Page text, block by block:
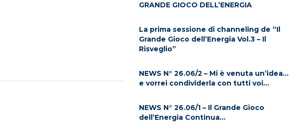
GRANDE GIOCO DELL’ENERGIA
La prima sessione di channeling de “Il
Grande Gioco dell’Energia Vol.3 – Il
Risveglio”
NEWS N° 26.06/2 – Mi è venuta un’idea…
e vorrei condividerla con tutti voi…
NEWS N° 26.06/1 – Il Grande Gioco
dell’Energia Continua…